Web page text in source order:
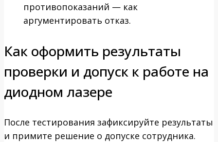
противопоказаний — как
аргументировать отказ.
Как оформить результаты
проверки и допуск к работе на
диодном лазере
После тестирования зафиксируйте результаты
и примите решение о допуске сотрудника.